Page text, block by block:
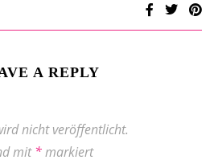
A REPLY
nicht veröffentlicht.
mit*markiert